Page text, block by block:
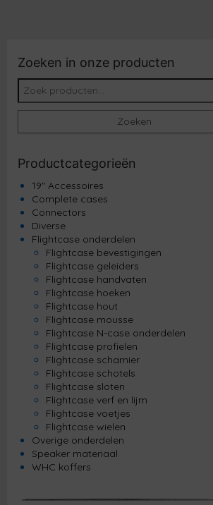
Zoeken in onze producten
Zoeken naar:
Zoeken
Productcategorieën
19" Accessoires
Complete cases
Connectors
Diverse
Flightcase onderdelen
Flightcase bevestigingen
Flightcase geleiders
Flightcase handvaten
Flightcase hoeken
Flightcase hout
Flightcase mousse
Flightcase N-case onderdelen
Flightcase profielen
Flightcase scharnier
Flightcase schotels
Flightcase sloten
Flightcase verf en lijm
Flightcase voetjes
Flightcase wielen
Overige onderdelen
Speaker materiaal
WHC koffers